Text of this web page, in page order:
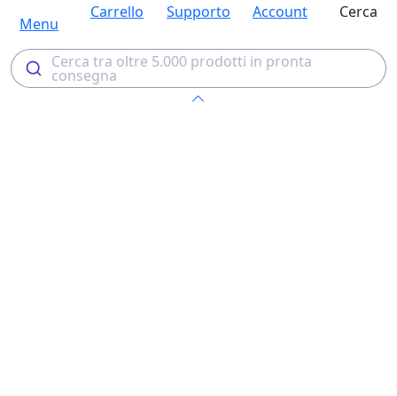
Menu
Carrello Supporto Account Cerca
Cerca tra oltre 5.000 prodotti in pronta
consegna